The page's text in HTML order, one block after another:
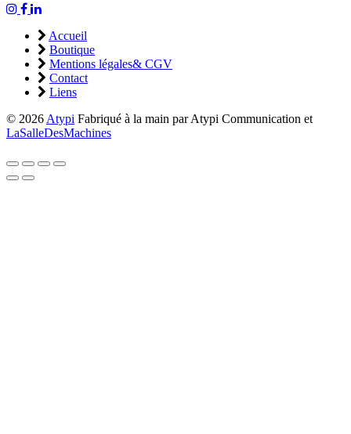
Accueil
Boutique
Mentions légales& CGV
Contact
Liens
© 2026 Atypi Fabriqué à la main par Atypi Communication et
LaSalleDesMachines